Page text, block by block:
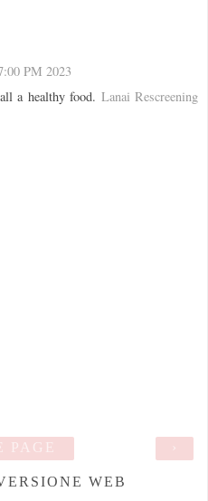
PM 2023
a healthy food. Lanai Rescreening
›
PAGE
WEB